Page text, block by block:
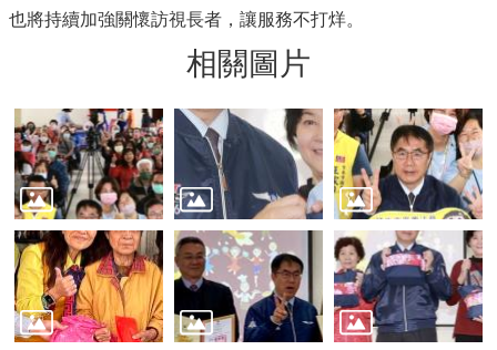
也將持續加強關懷訪視長者，讓服務不打烊。
相關圖片